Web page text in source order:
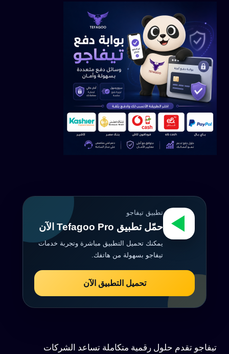
تطبيق تيفاجو
حمّل تطبيق Tefagoo Pro الآن
يمكنك تحميل التطبيق مباشرة وتجربة خدمات
تيفاجو بسهولة من هاتفك.
تحميل التطبيق الآن
تيفاجو تقدم حلول رقمية متكاملة تساعد الشركات